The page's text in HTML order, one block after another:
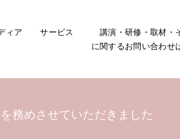
ィア サービス
講演・研修・取材・
に関するお問い合わせ
務めさせていただきました